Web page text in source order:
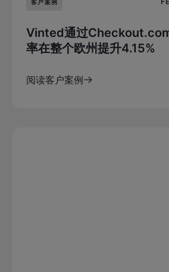
客户案例
Vinted通过
率在整个欧州提升4.15%
阅读客户案例